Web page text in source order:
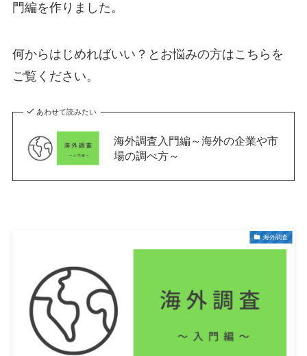
門編を作りました。
何からはじめればいい？とお悩みの方はこちらを
ご覧ください。
あわせて読みたい
海外調査入門編～海外の企業や市
場の調べ方～
海外調査